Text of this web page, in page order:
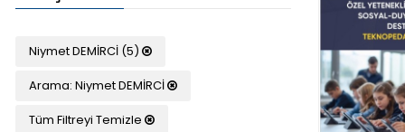
Niymet DEMİRCİ (5)
Arama: Niymet DEMİRCİ
Tüm Filtreyi Temizle